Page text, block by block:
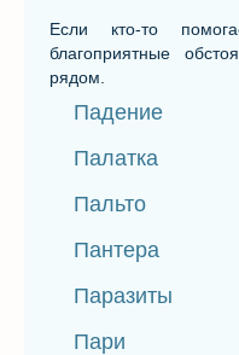
Если кто-то
благоприятные
рядом.
Падение
Палатка
Пальто
Пантера
Паразиты
Пари